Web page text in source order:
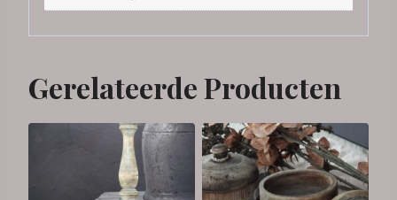
Gerelateerde Producten